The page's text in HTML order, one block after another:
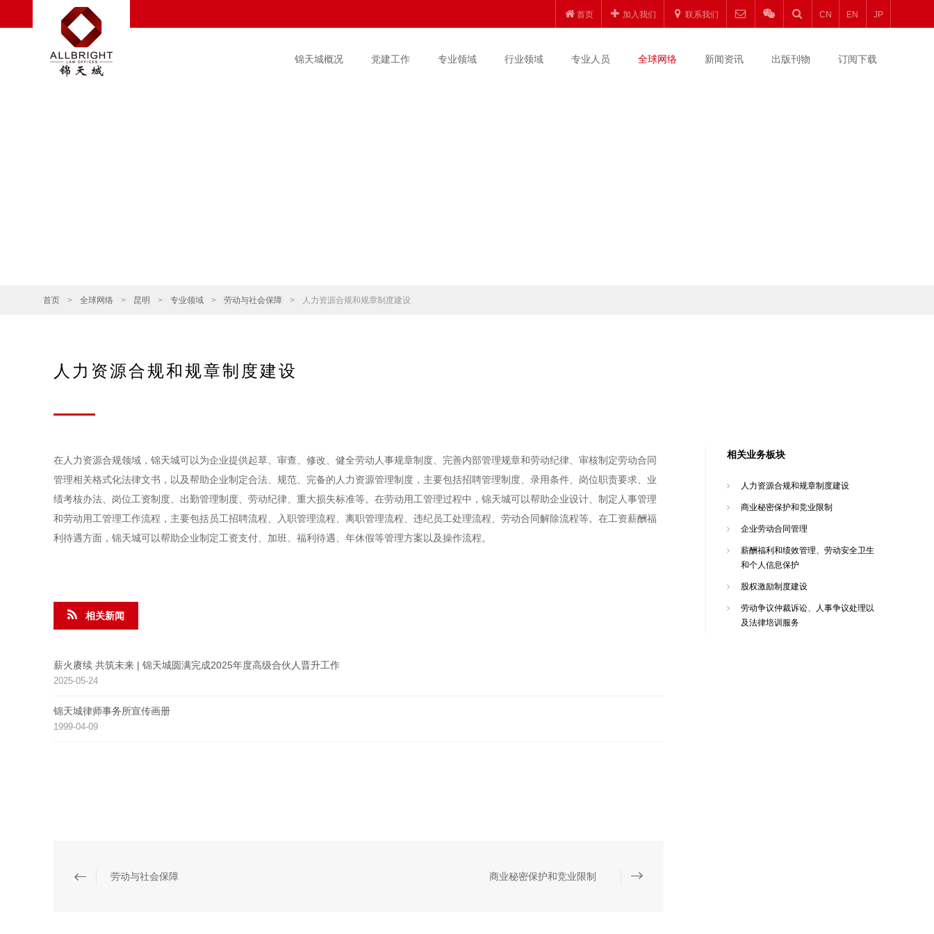
首页 加入我们 联系我们 CN EN JP
锦天城概况 党建工作 专业领域 行业领域 专业人员 全球网络 新闻资讯 出版刊物 订阅下载
首页 > 全球网络 > 昆明 > 专业领域 > 劳动与社会保障 > 人力资源合规和规章制度建设
人力资源合规和规章制度建设
在人力资源合规领域，锦天城可以为企业提供起草、审查、修改、健全劳动人事规章制度、完善内部管理规章和劳动纪律、审核制定劳动合同
管理相关格式化法律文书，以及帮助企业制定合法、规范、完备的人力资源管理制度，主要包括招聘管理制度、录用条件、岗位职责要求、业
绩考核办法、岗位工资制度、出勤管理制度、劳动纪律、重大损失标准等。在劳动用工管理过程中，锦天城可以帮助企业设计、制定人事管理
和劳动用工管理工作流程，主要包括员工招聘流程、入职管理流程、离职管理流程、违纪员工处理流程、劳动合同解除流程等。在工资薪酬福
利待遇方面，锦天城可以帮助企业制定工资支付、加班、福利待遇、年休假等管理方案以及操作流程。
相关新闻
薪火赓续 共筑未来 | 锦天城圆满完成2025年度高级合伙人晋升工作
2025-05-24
锦天城律师事务所宣传画册
1999-04-09
劳动与社会保障 商业秘密保护和竞业限制
相关业务板块
人力资源合规和规章制度建设
商业秘密保护和竞业限制
企业劳动合同管理
薪酬福利和绩效管理、劳动安全卫生
和个人信息保护
股权激励制度建设
劳动争议仲裁诉讼、人事争议处理以
及法律培训服务